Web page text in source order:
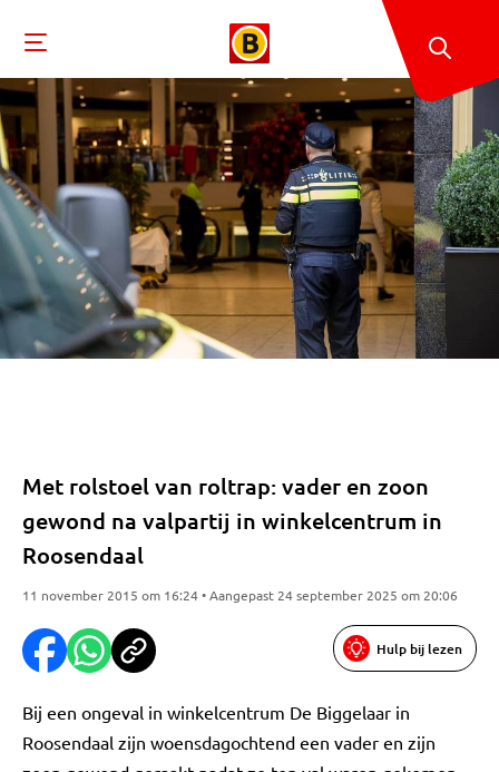
Met rolstoel van roltrap: vader en zoon
gewond na valpartij in winkelcentrum in
Roosendaal
11 november 2015 om 16:24 • Aangepast 24 september 2025 om 20:06
Hulp bij lezen
Bij een ongeval in winkelcentrum De Biggelaar in
Roosendaal zijn woensdagochtend een vader en zijn